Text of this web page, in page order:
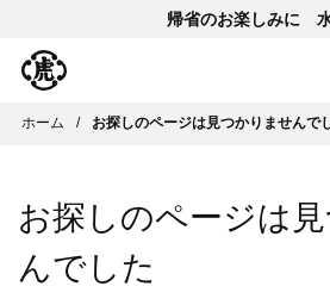
帰省のお楽しみに
ホーム お探しのページは見つかりませんで
お探しのページは
んでした